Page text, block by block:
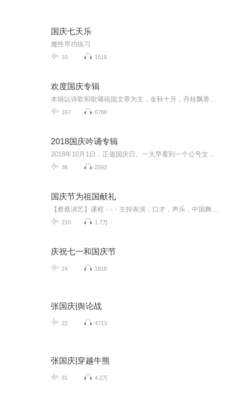
国庆七天乐
魔性早功练习
10 1518
欢度国庆专辑
167 6788
2018国庆吟诵专辑
38 2592
国庆节为祖国献礼
215 1.7万
庆祝七一和国庆节
24 1818
张国庆|舆论战
22 4713
张国庆|穿越牛熊
91 4.2万